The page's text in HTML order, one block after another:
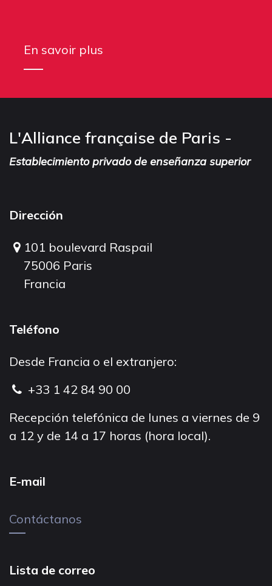
En savoir plus
L'Alliance française de Paris -
Establecimiento privado de enseñanza superior
Dirección
101 boulevard Raspail
75006 Paris
Francia
Teléfono
Desde Francia o el extranjero:
+33 1 42 84 90 00
Recepción telefónica de lunes a viernes de 9
a 12 y de 14 a 17 horas (hora local).
E-mail
Contáctanos
Lista de correo